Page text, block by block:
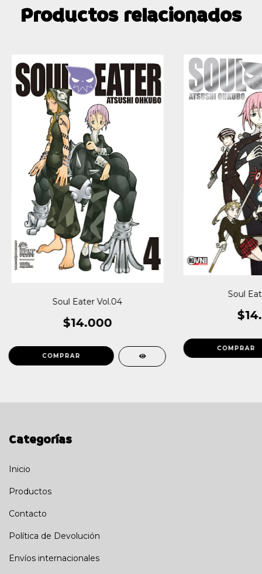
Productos relacionados
Soul Eater Vol.04
$14.000
Soul
Categorías
Inicio
Productos
Contacto
Política de Devolución
Envíos internacionales